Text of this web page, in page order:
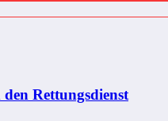
Rettungsdienst